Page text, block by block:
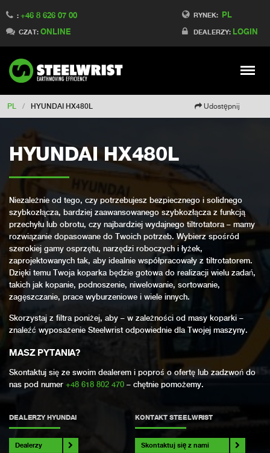
RYNEK: PL
DEALERZY: LOGIN
: +46 8 626 07 00
CZAT: ONLINE
Meny
Switch to Finland
Switch to Denmark
Switch to China
Switch to Australia
Change market
PL / HYUNDAI HX480L Udostępnij
HYUNDAI HX480L
Niezależnie od tego, czy potrzebujesz bezpiecznego i solidnego
szybkozłącza, bardziej zaawansowanego szybkozłącza z funkcją
przechyłu lub obrotu, czy najbardziej wydajnego tiltrotatora – mamy
rozwiązanie dopasowane do Twoich potrzeb. Wybierz spośród
szerokiej gamy osprzętu, narzędzi roboczych i łyżek,
zaprojektowanych tak, aby idealnie współpracowały z tiltrotatorem.
Dzięki temu Twoja koparka będzie gotowa do realizacji wielu zadań,
takich jak kopanie, podnoszenie, niwelowanie, sortowanie,
zagęszczanie, prace wyburzeniowe i wiele innych.
Skorzystaj z filtra poniżej, aby – w zależności od masy koparki –
znaleźć wyposażenie Steelwrist odpowiednie dla Twojej maszyny.
MASZ PYTANIA?
Skontaktuj się ze swoim dealerem i poproś o ofertę lub zadzwoń do
nas pod numer +48 618 802 470 – chętnie pomożemy.
DEALERZY HYUNDAI
Dealerzy
KONTAKT STEELWRIST
Skontaktuj się z nami